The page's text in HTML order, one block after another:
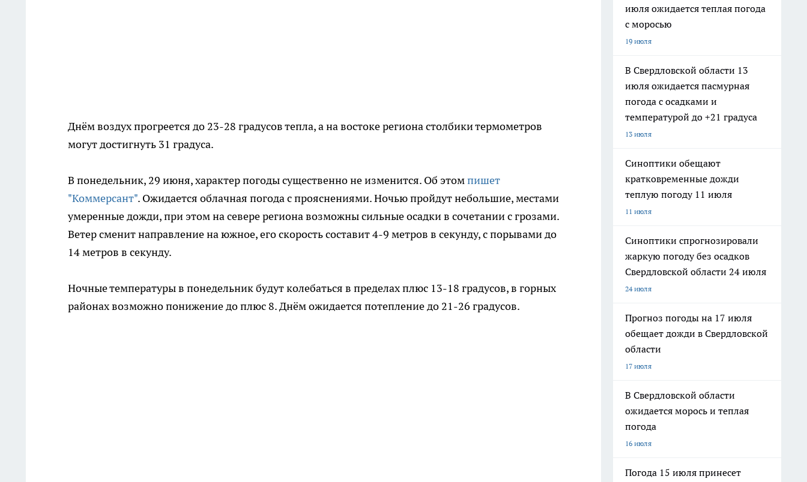
Днём воздух прогреется до 23-28 градусов тепла, а на востоке региона столбики термометров
могут достигнуть 31 градуса.
В понедельник, 29 июня, характер погоды существенно не изменится. Об этомпишет
"Коммерсант". Ожидается облачная погода с прояснениями. Ночью пройдут небольшие, местами
умеренные дожди, при этом на севере региона возможны сильные осадки в сочетании с грозами.
Ветер сменит направление на южное, его скорость составит 4-9 метров в секунду, с порывами до
14 метров в секунду.
Ночные температуры в понедельник будут колебаться в пределах плюс 13-18 градусов, в горных
районах возможно понижение до плюс 8. Днём ожидается потепление до 21-26 градусов.
июля ожидается теплая погода
с моросью
19 июля
В Свердловской области 13
июля ожидается пасмурная
погода с осадками и
температурой до +21 градуса
13 июля
Синоптики обещают
кратковременные дожди
теплую погоду 11 июля
11 июля
Синоптики спрогнозировали
жаркую погоду без осадков
Свердловской области 24 июля
24 июля
Прогноз погоды на 17 июля
обещает дожди в Свердловской
области
17 июля
В Свердловской области
ожидается морось и теплая
погода
16 июля
Погода 15 июля принесет